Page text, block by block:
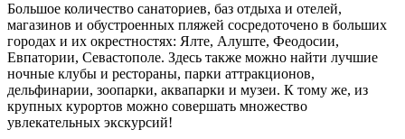
Большое количество санаториев, баз отдыха и отелей,
магазинов и обустроенных пляжей сосредоточено в больших
городах и их окрестностях: Ялте, Алуште, Феодосии,
Евпатории, Севастополе. Здесь также можно найти лучшие
ночные клубы и рестораны, парки аттракционов,
дельфинарии, зоопарки, аквапарки и музеи. К тому же, из
крупных курортов можно совершать множество
увлекательных экскурсий!